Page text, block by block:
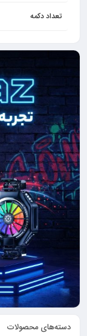
تعداد دکمه
دسته‌های محصولات